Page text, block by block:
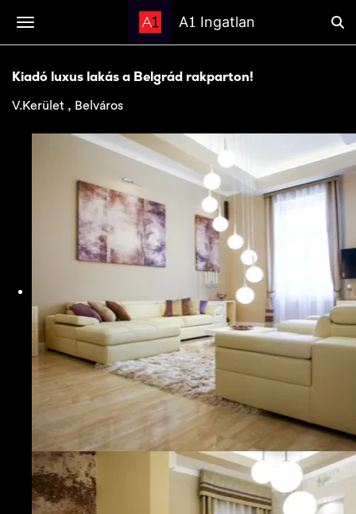
A1 Ingatlan
Kiadó luxus lakás a Belgrád rakparton!
V.Kerület , Belváros